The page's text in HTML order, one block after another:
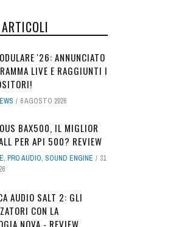
'26: ANNUNCIATO
LIVE E RAGGIUNTI I
6 AGOSTO 2026
BAX500, IL MIGLIOR
PER API 500? REVIEW
, PRO AUDIO, SOUND ENGINE
31
AUDIO SALT 2: GLI
CON LA
NOVA - REVIEW